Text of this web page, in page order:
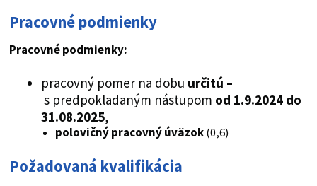
Pracovné podmienky
Pracovné podmienky:
pracovný pomer na dobu určitú –
s predpokladaným nástupom od 1.9.2024 do
31.08.2025,
polovičný pracovný úväzok(0,6)
Požadovaná kvalifikácia